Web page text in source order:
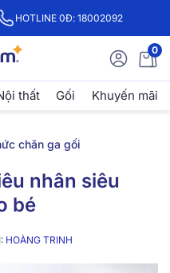
HOTLINE 0Đ: 18002092
0
thất Gối Khuyến mãi
chăn ga gối
nhân siêu
bé
HOÀNG TRINH